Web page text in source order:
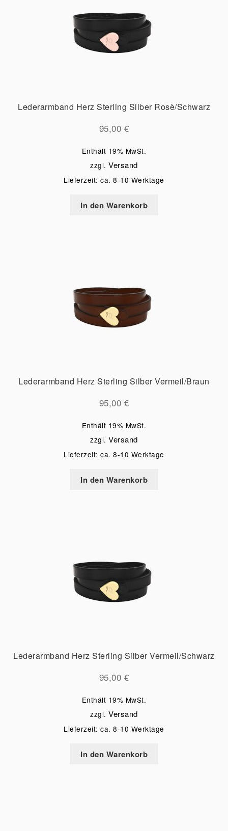
Lederarmband Herz Sterling Silber Rosè/Schwarz
95,00 €
Enthält 19% MwSt.
zzgl.Versand
Lieferzeit: ca. 8-10 Werktage
In den Warenkorb
Lederarmband Herz Sterling Silber Vermeil/Braun
95,00 €
Enthält 19% MwSt.
zzgl.Versand
Lieferzeit: ca. 8-10 Werktage
In den Warenkorb
Lederarmband Herz Sterling Silber Vermeil/Schwarz
95,00 €
Enthält 19% MwSt.
zzgl.Versand
Lieferzeit: ca. 8-10 Werktage
In den Warenkorb